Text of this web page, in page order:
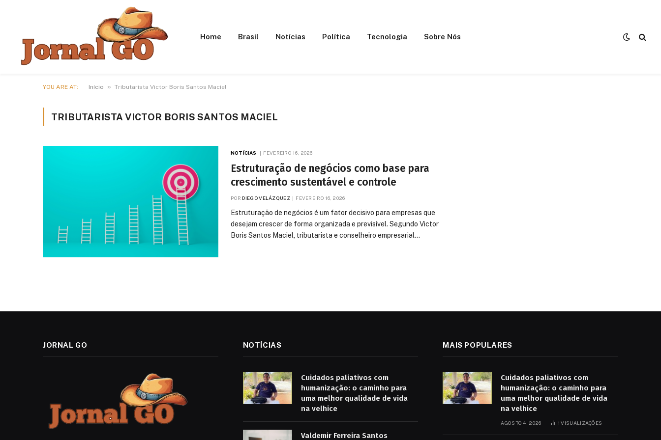
Home Brasil Notícias Política Tecnologia Sobre Nós
YOU ARE AT: Início » Tributarista Victor Boris Santos Maciel
TRIBUTARISTA VICTOR BORIS SANTOS MACIEL
NOTÍCIAS FEVEREIRO 16, 2026
Estruturação de negócios como base para
crescimento sustentável e controle
POR DIEGO VELÁZQUEZ FEVEREIRO 16, 2026
Estruturação de negócios é um fator decisivo para empresas que
desejam crescer de forma organizada e previsível. Segundo Victor
Boris Santos Maciel, tributarista e conselheiro empresarial…
JORNAL GO NOTÍCIAS
Cuidados paliativos com
humanização: o caminho para
uma melhor qualidade de vida
na velhice
Valdemir Ferreira Santos
MAIS POPULARES
Cuidados paliativos com
humanização: o caminho para
uma melhor qualidade de vida
na velhice
AGOSTO 4, 2026 1VISUALIZAÇÕES